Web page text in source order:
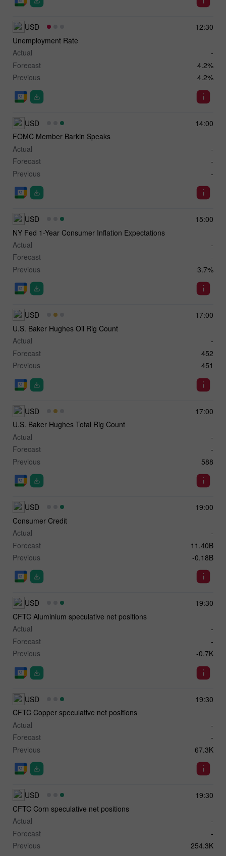
12:30
USD
Unemployment Rate
Actual
-
Forecast
4.2%
Previous
4.2%
14:00
USD
FOMC Member Barkin Speaks
Actual
-
Forecast
-
Previous
-
15:00
USD
NY Fed 1-Year Consumer Inflation Expectations
Actual
-
Forecast
-
Previous
3.7%
17:00
USD
U.S. Baker Hughes Oil Rig Count
Actual
-
Forecast
452
Previous
451
17:00
USD
U.S. Baker Hughes Total Rig Count
Actual
-
Forecast
-
Previous
588
19:00
USD
Consumer Credit
Actual
-
Forecast
11.40B
Previous
-0.18B
19:30
USD
CFTC Aluminium speculative net positions
Actual
-
Forecast
-
Previous
-0.7K
19:30
USD
CFTC Copper speculative net positions
Actual
-
Forecast
-
Previous
67.3K
19:30
USD
CFTC Corn speculative net positions
Actual
-
Forecast
-
Previous
254.3K